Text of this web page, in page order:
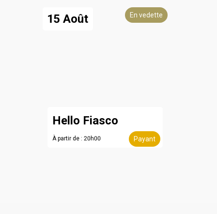
15 Août En vedette
Hello Fiasco
À partir de : 20h00 Payant